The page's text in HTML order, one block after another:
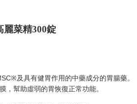
菜精300錠
及具有健胃作用的中藥成分的胃腸藥。
，幫助虛弱的胃恢復正常功能。